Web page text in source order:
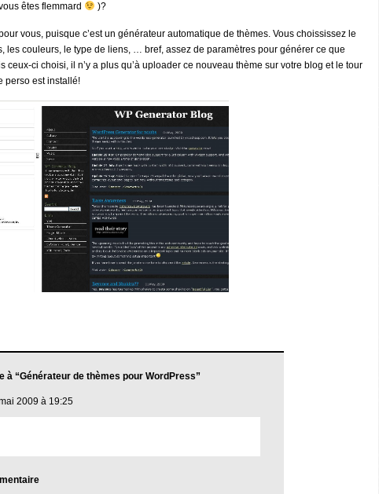
êtes flemmard
)?
vous, puisque c’est un générateur automatique de thèmes. Vous choississez le
les couleurs, le type de liens, … bref, assez de paramètres pour générer ce que
ceux-ci choisi, il n’y a plus qu’à uploader ce nouveau thème sur votre blog et le tour
perso est installé!
à “Générateur de thèmes pour WordPress”
2009 à 19:25